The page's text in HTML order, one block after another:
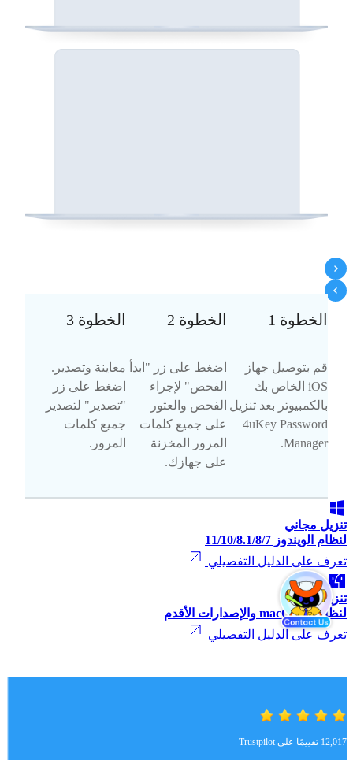
الخطوة 1
قم بتوصيل جهاز
iOS الخاص بك
بالكمبيوتر بعد تنزيل
4uKey Password
Manager.
الخطوة 2
اضغط على زر "ابدأ
الفحص" لإجراء
الفحص والعثور
على جميع كلمات
المرور المخزنة
على جهازك.
الخطوة 3
معاينة وتصدير.
اضغط على زر
"تصدير" لتصدير
جميع كلمات
المرور.
تنزيل مجاني
لنظام الويندوز 11/10/8.1/8/7
تعرف على الدليل التفصيلي
تنزيل مجاني
لنظام macOS 26 والإصدارات الأقدم
تعرف على الدليل التفصيلي
12,017 تقييمًا على Trustpilot